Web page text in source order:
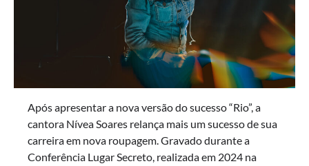
Após apresentar a nova versão do sucesso “Rio”, a
cantora Nívea Soares relança mais um sucesso de sua
carreira em nova roupagem. Gravado durante a
Conferência Lugar Secreto, realizada em 2024 na